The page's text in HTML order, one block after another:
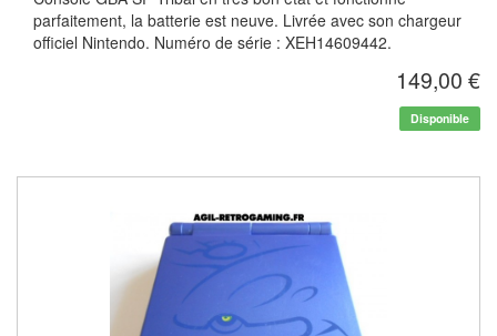
parfaitement, la batterie est neuve. Livrée avec son chargeur
officiel Nintendo. Numéro de série : XEH14609442.
149,00 €
Disponible